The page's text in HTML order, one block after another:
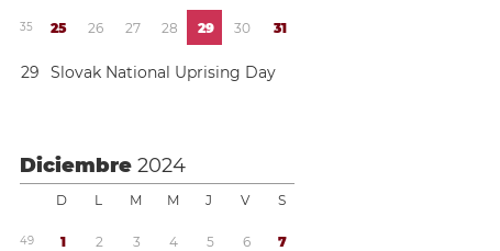
35 25 26 27 28 29 30 31
29 Slovak National Uprising Day
Diciembre2024
D L M M J V S
49 1 2 3 4 5 6 7